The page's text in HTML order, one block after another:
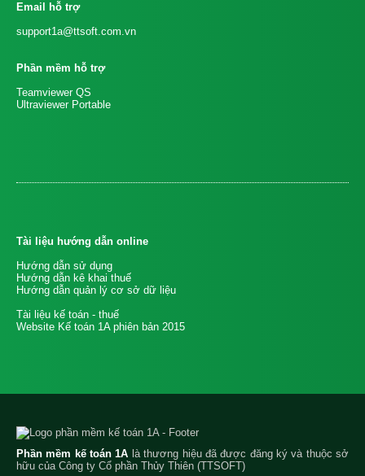
Email hỗ trợ
support1a@ttsoft.com.vn
Phần mềm hỗ trợ
Teamviewer QS
Ultraviewer Portable
Tài liệu hướng dẫn online
Hướng dẫn sử dụng
Hướng dẫn kê khai thuế
Hướng dẫn quản lý cơ sở dữ liệu
Tài liệu kế toán - thuế
Website Kế toán 1A phiên bản 2015
Phần mềm kế toán 1A là thương hiệu đã được đăng ký và thuộc sở
hữu của Công ty Cổ phần Thủy Thiên (TTSOFT)